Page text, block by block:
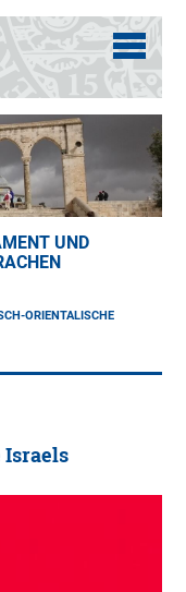
UND
ORIENTALISCHE
Israels